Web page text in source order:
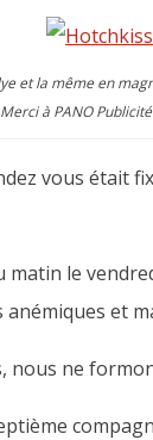
et la même en
à PANO
vous était
matin le
et
nous ne